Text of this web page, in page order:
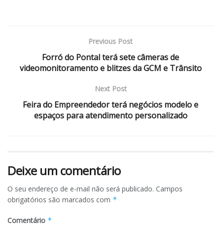
Previous Post
Forró do Pontal terá sete câmeras de
videomonitoramento e blitzes da GCM e Trânsito
Next Post
Feira do Empreendedor terá negócios modelo e
espaços para atendimento personalizado
Deixe um comentário
O seu endereço de e-mail não será publicado. Campos
obrigatórios são marcados com *
Comentário *